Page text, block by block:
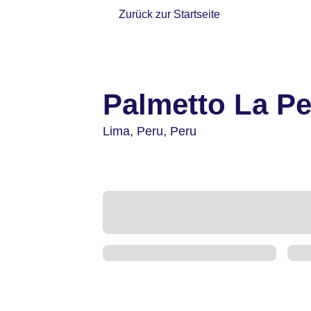
Zurück zur Startseite
Palmetto La
Lima, Peru, Peru